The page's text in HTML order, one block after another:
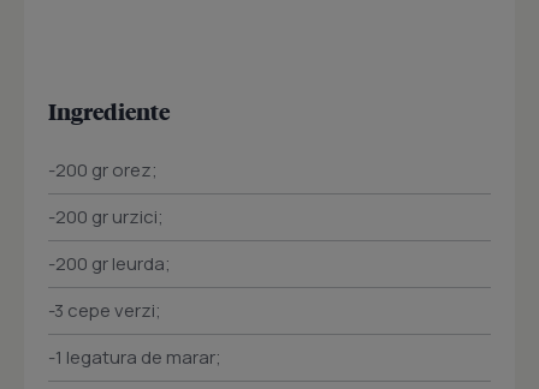
Ingrediente
-200 gr orez;
-200 gr urzici;
-200 gr leurda;
-3 cepe verzi;
-1 legatura de marar;